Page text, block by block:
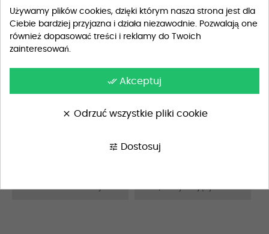
Szczegóły produktu
Opis
100% bawełna
Wskazówki Pielęgnacyjne
Pranie w pralce w 40°C, pr
Dodatkowe Informacje Lekki, oddychający nadruk
Używamy plików cookies, dzięki którym nasza strona jest dla
Ciebie bardziej przyjazna i działa niezawodnie. Pozwalają one
również dopasować treści i reklamy do Twoich
zainteresowań.
done_all Akceptuj
clear Odrzuć wszystkie pliki cookie
tune Dostosuj